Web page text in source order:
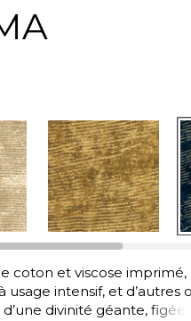
Voir
coton et viscose
intensif, et d’autres
divinité géante,